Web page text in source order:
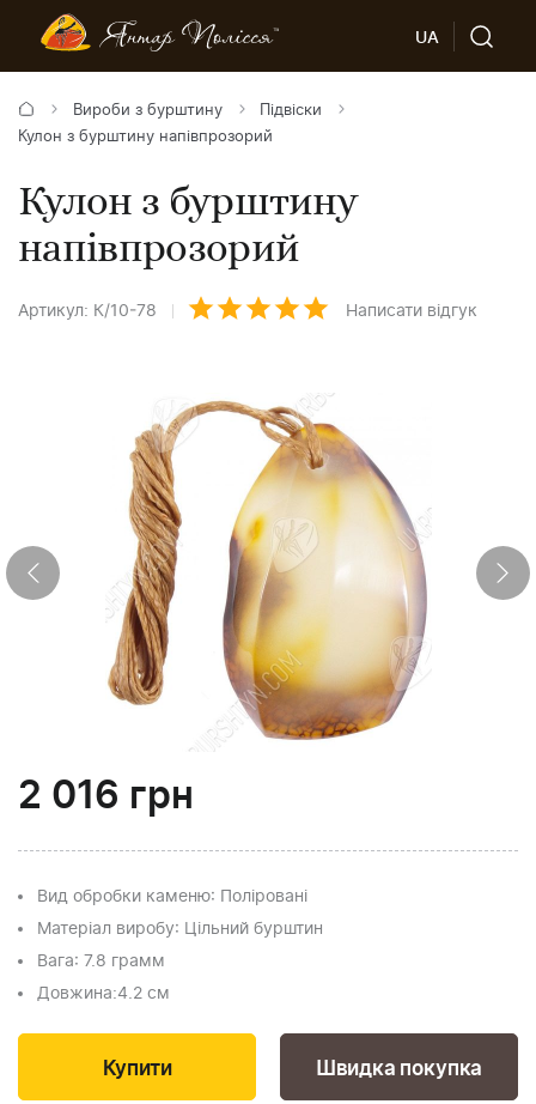
UA
Вироби з бурштину
Підвіски
Кулон з бурштину напівпрозорий
Кулон з бурштину
напівпрозорий
Артикул: К/10-78 Написати відгук
2 016 грн
Вид обробки каменю: Поліровані
Матеріал виробу: Цільний бурштин
Вага: 7.8 грамм
Довжина:4.2 см
Швидка покупка